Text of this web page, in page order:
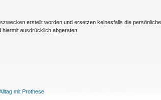
erstellt worden und ersetzen keinesfalls die
ausdrücklich abgeraten.
mit Prothese